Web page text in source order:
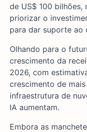
de US$ 100 bilhões,
priorizar o
para dar suporte ao
Olhando para o
crescimento da
2026, com
crescimento de
infraestrutura de
IA aumentam.
Embora as